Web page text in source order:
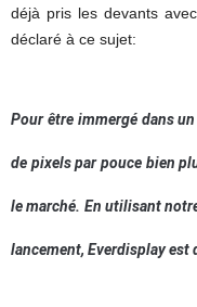
déjà pris les devants
déclaré à ce sujet:
Pour être immergé dans
de pixels par pouce bien
le marché. En utilisant
lancement, Everdisplay est